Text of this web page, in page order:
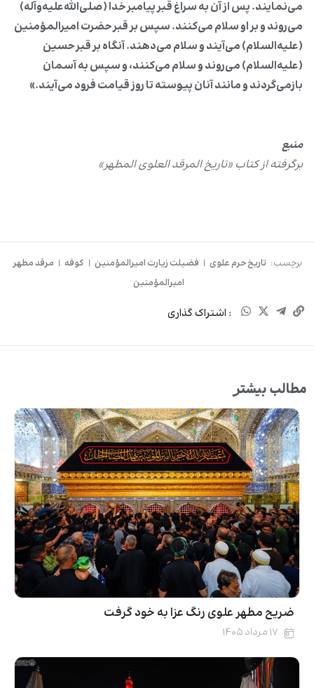
می‌نمایند. پس از آن به سراغ قبر پیامبر خدا (صلی‌الله‌علیه‌وآله)
می‌روند و بر او سلام می‌کنند. سپس بر قبر حضرت امیرالمؤمنین
(علیه‌السلام) می‌آیند و سلام می‌دهند. آنگاه بر قبر حسین
(علیه‌السلام) می‌روند و سلام می‌کنند، و سپس به آسمان
بازمی‌گردند و مانند آنان پیوسته تا روز قیامت فرود می‌آیند.»
منبع
برگرفته از کتاب «تاریخ المرقد العلوی المطهر»
برچسب: تاریخ حرم علوی | فضیلت زیارت امیرالمؤمنین | کوفه | مرقد مطهر
امیرالمؤمنین
: اشتراک گذاری
مطالب بیشتر
ضریح مطهر علوی رنگ عزا به خود گرفت
۱۷ مرداد ۱۴۰۵